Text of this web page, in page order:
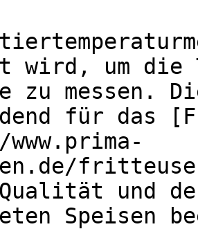
wird, um
zu messen.
für das
und
Speisen